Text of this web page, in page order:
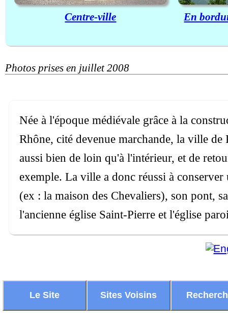
Centre-ville En
Photos prises en juillet 2008
Née à l'époque médiévale grâce à la
Rhône, cité devenue marchande, la ville
aussi bien de loin qu'à l'intérieur, et de
exemple. La ville a donc réussi à
(ex : la maison des Chevaliers), son pont,
l'ancienne église Saint-Pierre et l'église
Le Site Sites Voisins